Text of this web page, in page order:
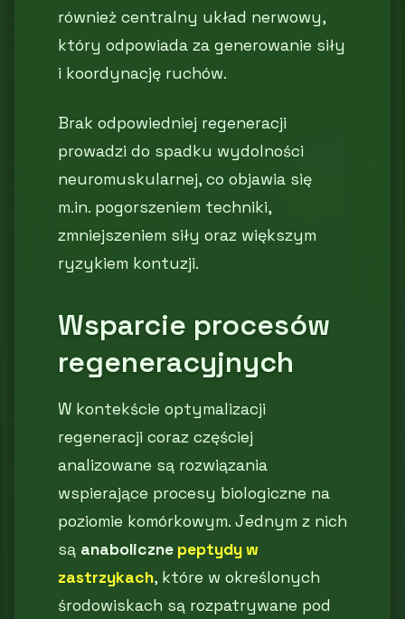
również centralny układ nerwowy,
który odpowiada za generowanie siły
i koordynację ruchów.
Brak odpowiedniej regeneracji
prowadzi do spadku wydolności
neuromuskularnej, co objawia się
m.in. pogorszeniem techniki,
zmniejszeniem siły oraz większym
ryzykiem kontuzji.
Wsparcie procesów
regeneracyjnych
W kontekście optymalizacji
regeneracji coraz częściej
analizowane są rozwiązania
wspierające procesy biologiczne na
poziomie komórkowym. Jednym z nich
są anaboliczne peptydy w
zastrzykach, które w określonych
środowiskach są rozpatrywane pod